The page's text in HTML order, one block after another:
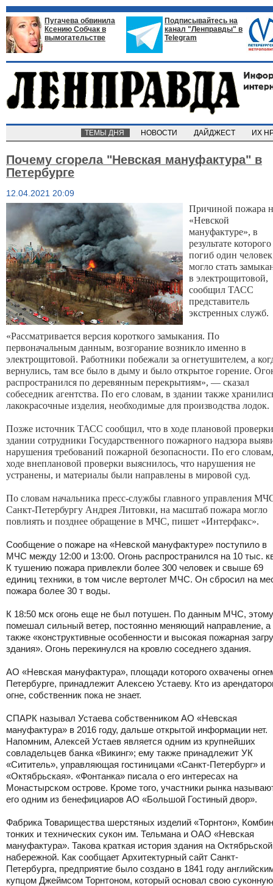
Пугачева обвинила
Ксению Собчак в
вымогательстве
Подписывайтесь на
канал "Ленправды" в
Telegram
ТЕМЫ ДНЯ НОВОСТИ ДАЙДЖЕСТ ИХ
Почему сгорела "Невская мануфактура" в
Петербурге
12.04.2021 20:09
Причиной пожара
«Невской
мануфактуре», в
результате которого
погиб один
могло стать
в электрощитовой,
сообщил ТАСС
представитель
экстренных служб.
«Рассматривается версия короткого замыкания. По
первоначальным данным, возгорание возникло именно в
электрощитовой. Работники побежали за огнетушителем, а
вернулись, там все было в дыму и было открытое горение.
распространился по деревянным перекрытиям», — сказал
собеседник агентства. По его словам, в здании также
лакокрасочные изделия, необходимые для производства лодок.
Позже источник ТАСС сообщил, что в ходе плановой
здании сотрудники Государственного пожарного надзора
нарушения требований пожарной безопасности. По его
ходе внеплановой проверки выяснилось, что нарушения не
устранены, и материалы были направлены в мировой суд.
По словам начальника пресс-службы главного управления
Санкт-Петербургу Андрея Литовки, на масштаб пожара могло
повлиять и позднее обращение в МЧС, пишет «Интерфакс».
Сообщение о пожаре на «Невской мануфактуре» поступило в
МЧС между 12:00 и 13:00. Огонь распространился на 10 тыс.
К тушению пожара привлекли более 300 человек и свыше 69
единиц техники, в том числе вертолет МЧС. Он сбросил на
пожара более 30 т воды.
К 18:50 мск огонь еще не был потушен. По данным МЧС, этому
помешал сильный ветер, постоянно меняющий направление, а
также «конструктивные особенности и высокая пожарная
здания». Огонь перекинулся на кровлю соседнего здания.
АО «Невская мануфактура», площади которого охвачены
Петербурге, принадлежит Алексею Устаеву. Кто из
огне, собственник пока не знает.
СПАРК называл Устаева собственником АО «Невская
мануфактура» в 2016 году, дальше открытой информации нет.
Напомним, Алексей Устаев является одним из крупнейших
совладельцев банка «Викинг»; ему также принадлежит УК
«Сититель», управляющая гостиницами «Санкт-Петербург» и
«Октябрьская». «Фонтанка» писала о его интересах на
Монастырском острове. Кроме того, участники рынка
его одним из бенефициаров АО «Большой Гостиный двор».
Фабрика Товарищества шерстяных изделий «Торнтон»,
тонких и технических сукон им. Тельмана и ОАО «Невская
мануфактура». Такова краткая история здания на Октябрьской
набережной. Как сообщает Архитектурный сайт Санкт-
Петербурга, предприятие было создано в 1841 году
купцом Джеймсом Торнтоном, который основал свою